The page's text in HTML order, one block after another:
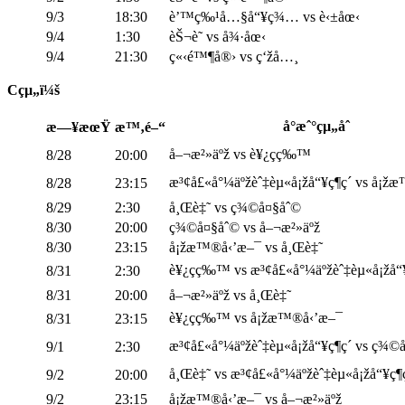
9/3
18:30
è’™ç‰¹å…§å“¥ç¾… vs è‹±åœ‹
9/4
1:30
èŠ¬è˜­ vs å¾·åœ‹
9/4
21:30 ç«‹é™¶å®› vs ç‘žå…¸
Cçµ„ï¼š
æ—¥æœŸ æ™‚é–“
å°æˆ°çµ„åˆ
8/28
20:00
å–¬æ²»äºž vs è¥¿ç­ç‰™
8/28
23:15
æ³¢å£«å°¼äºžèˆ‡èµ«å¡žå“¥ç¶­ç´ vs
8/29
2:30
å¸Œè‡˜ vs ç¾©å¤§åˆ©
8/30
20:00
ç¾©å¤§åˆ© vs å–¬æ²»äºž
8/30
23:15
å¡žæ™®å‹’æ–¯ vs å¸Œè‡˜
8/31
2:30
è¥¿ç­ç‰™ vs
8/31
20:00
å–¬æ²»äºž vs å¸Œè‡˜
8/31
23:15
è¥¿ç­ç‰™ vs å¡žæ™®å‹’æ–¯
9/1
2:30
æ³¢å£«å°¼äºžèˆ‡èµ«å¡žå“¥ç¶­ç´ vs
9/2
20:00
å¸Œè‡˜ vs
9/2
23:15 å¡žæ™®å‹’æ–¯ vs å–¬æ²»äºž